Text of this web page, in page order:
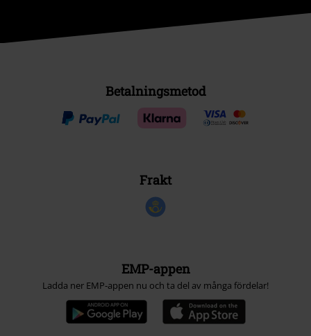
Betalningsmetod
Frakt
EMP-appen
Ladda ner EMP-appen nu och ta del av många fördelar!